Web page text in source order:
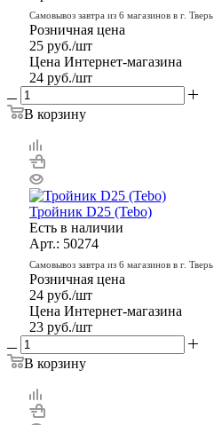
Самовывоз завтра из 6 магазинов в г. Тверь
Розничная цена
25 руб./шт
Цена Интернет-магазина
24 руб./шт
В корзину
Тройник D25 (Tebo)
Есть в наличии
Арт.: 50274
Самовывоз завтра из 6 магазинов в г. Тверь
Розничная цена
24 руб./шт
Цена Интернет-магазина
23 руб./шт
В корзину